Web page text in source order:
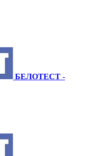
БЕЛОТЕСТ -